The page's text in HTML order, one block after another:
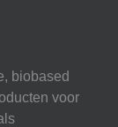
biobased
voor